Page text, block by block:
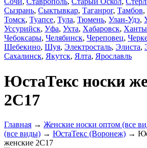
Сызрань, Сыктывкар, Таганрог, Тамбов,
Томск, Туапсе, Тула, Тюмень, Улан-Удэ,
Уссурийск, Уфа, Ухта, Хабаровск,
Чебоксары, Челябинск, Череповец,
Шебекино, Шуя, Электросталь, Элиста,
Сахалинск, Якутск, Ялта, Ярославль
ЮстаТекс носки
2С17
Главная → Женские носки оптом (все
(все виды) → ЮстаТекс (Воронеж) →
женские 2С17